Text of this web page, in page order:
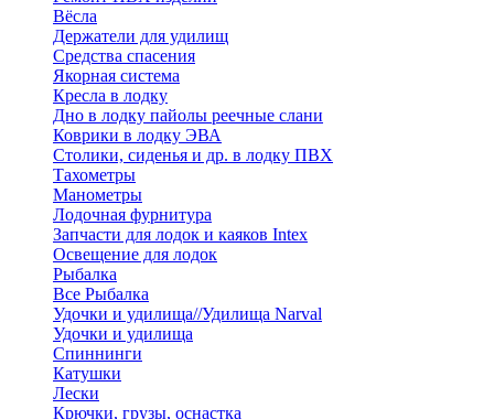
Вёсла
Держатели для удилищ
Средства спасения
Якорная система
Кресла в лодку
Дно в лодку пайолы реечные слани
Коврики в лодку ЭВА
Столики, сиденья и др. в лодку ПВХ
Тахометры
Манометры
Лодочная фурнитура
Запчасти для лодок и каяков Intex
Освещение для лодок
Рыбалка
Все Рыбалка
Удочки и удилища//Удилища Narval
Удочки и удилища
Спиннинги
Катушки
Лески
Крючки, грузы, оснастка